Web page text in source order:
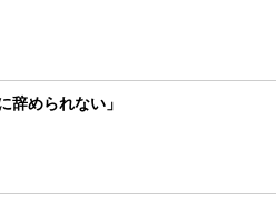
辞められない」